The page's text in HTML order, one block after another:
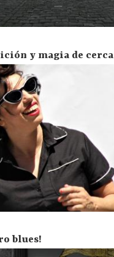
y magia de cerca
blues!